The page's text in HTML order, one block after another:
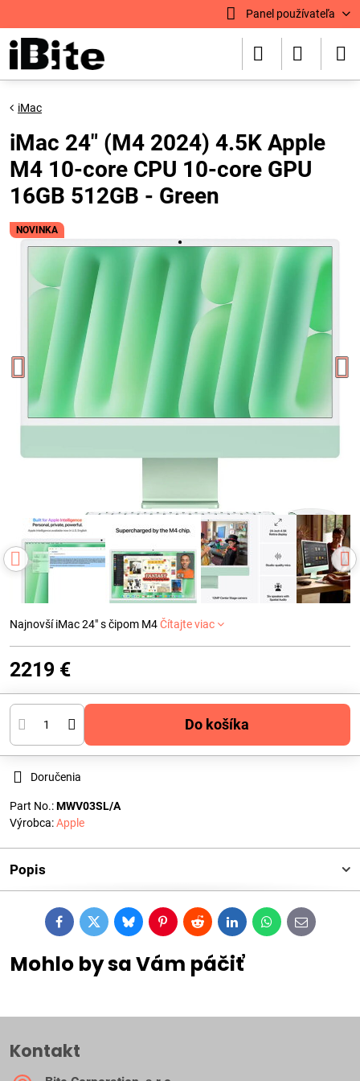
Panel používateľa
NOVINKA
iMac
iMac 24" (M4 2024) 4.5K Apple
M4 10-core CPU 10-core GPU
16GB 512GB - Green
Najnovší iMac 24" s čipom M4Čítajte viac
2219 €
Do košíka
Doručenia
Part No.:MWV03SL/A
Výrobca:Apple
Popis
FacebookTwitterBlueskyPinterestRedditLinkedInWhatsApp
E-
mail
Mohlo by sa Vám páčiť
Kontakt